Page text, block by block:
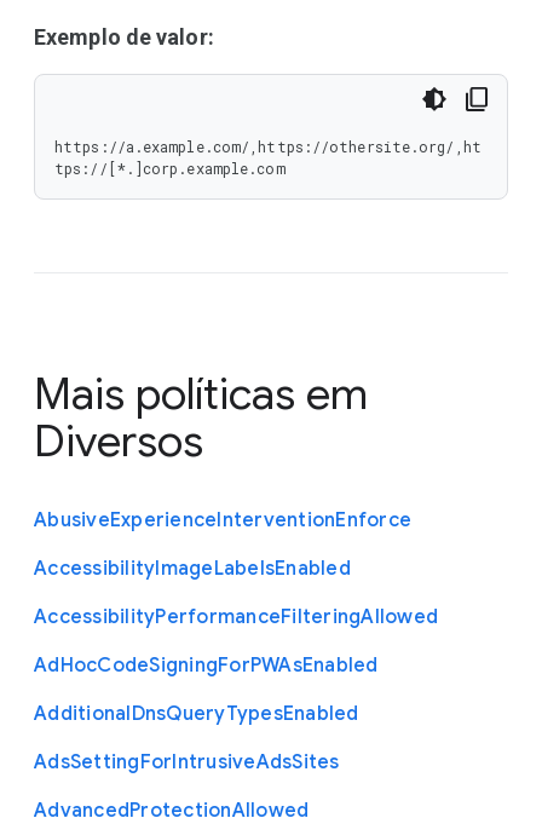
Exemplo de valor:
https://a.example.com/,https://othersite.org/,ht
tps://[*.]corp.example.com
Mais políticas em
Diversos
AbusiveExperienceInterventionEnforce
AccessibilityImageLabelsEnabled
AccessibilityPerformanceFilteringAllowed
AdHocCodeSigningForPWAsEnabled
AdditionalDnsQueryTypesEnabled
AdsSettingForIntrusiveAdsSites
AdvancedProtectionAllowed